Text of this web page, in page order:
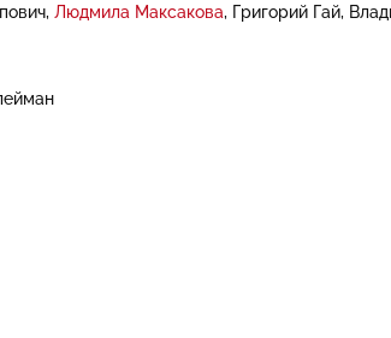
Людмила Максакова Григорий Гай